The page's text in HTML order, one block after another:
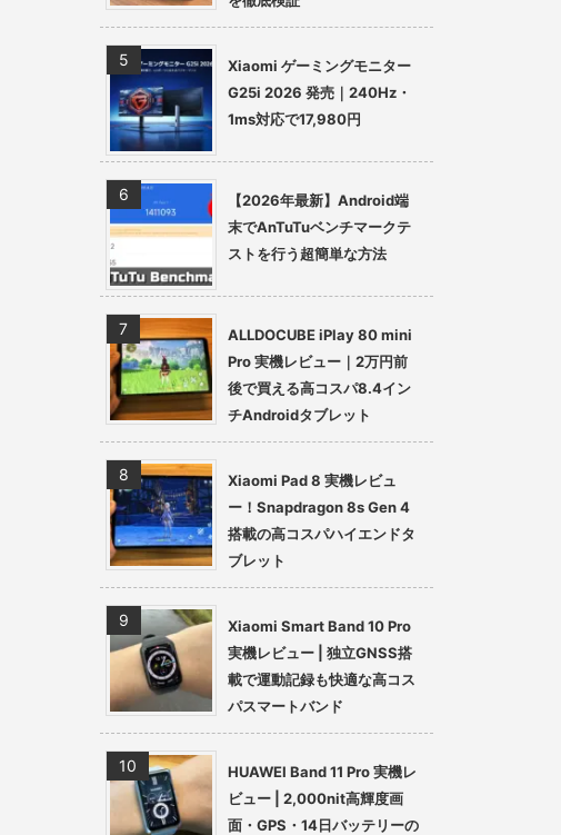
Xiaomi ゲーミングモニター
G25i 2026 発売｜240Hz・
1ms対応で17,980円
【2026年最新】Android端
末でAnTuTuベンチマークテ
ストを行う超簡単な方法
ALLDOCUBE iPlay 80 mini
Pro 実機レビュー｜2万円前
後で買える高コスパ8.4イン
チAndroidタブレット
Xiaomi Pad 8 実機レビュ
ー！Snapdragon 8s Gen 4
搭載の高コスパハイエンドタ
ブレット
Xiaomi Smart Band 10 Pro
実機レビュー | 独立GNSS搭
載で運動記録も快適な高コス
パスマートバンド
HUAWEI Band 11 Pro 実機レ
ビュー | 2,000nit高輝度画
面・GPS・14日バッテリーの